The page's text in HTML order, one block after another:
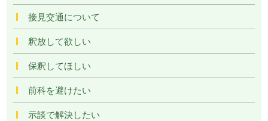
接見交通について
釈放して欲しい
保釈してほしい
前科を避けたい
示談で解決したい